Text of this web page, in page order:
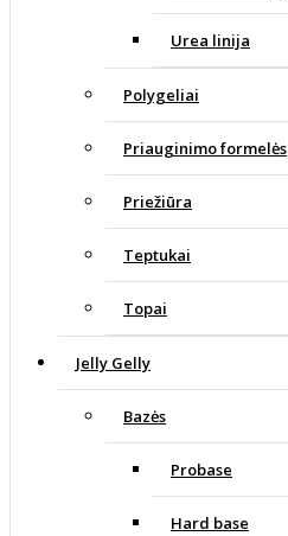
Urea linija
Polygeliai
Priauginimo formelės
Priežiūra
Teptukai
Topai
Jelly Gelly
Bazės
Probase
Hard base